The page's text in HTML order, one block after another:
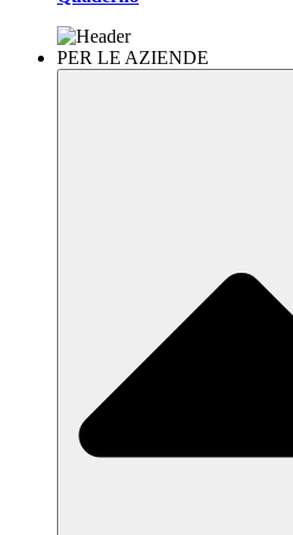
PER LE AZIENDE